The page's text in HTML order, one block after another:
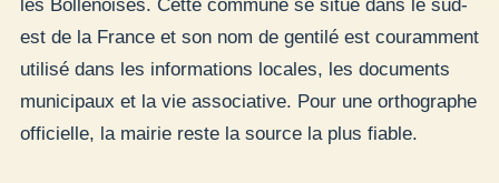
les Bollénoises. Cette commune se situe dans le sud-
est de la France et son nom de gentilé est couramment
utilisé dans les informations locales, les documents
municipaux et la vie associative. Pour une orthographe
officielle, la mairie reste la source la plus fiable.